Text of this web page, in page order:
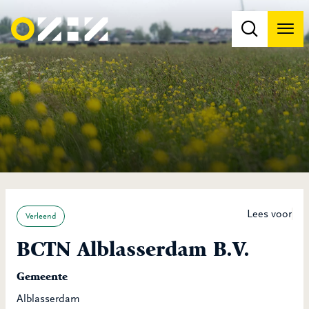
Lees voor
Verleend
BCTN Alblasserdam B.V.
Gemeente
Alblasserdam